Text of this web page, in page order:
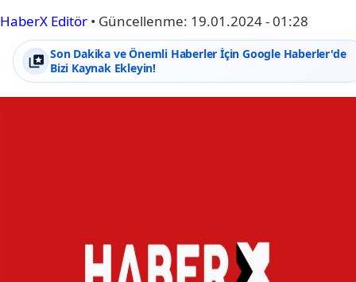
HaberX Editör • Güncellenme: 19.01.2024 - 01:28
Son Dakika ve Önemli Haberler İçin Google Haberler'de
Bizi Kaynak Ekleyin!